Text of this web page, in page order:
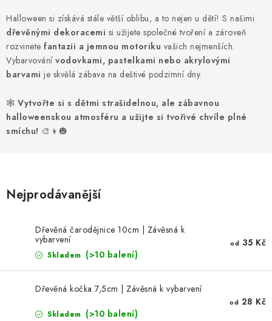
NOVINKY
TIPY NA TVOŘENÍ
Dopravné Kontaktujte nás
O nás - kdo jsme?
Hodnocení obchodu
Obchodní podmínky
Halloween si získává stále větší oblibu, a to nejen u dětí! S našimi
dřevěnými dekoracemi si užijete společné tvoření a zároveň
rozvinete fantazii a jemnou motoriku vašich nejmenších.
Vybarvování vodovkami, pastelkami nebo akrylovými
barvami je skvělá zábava na deštivé podzimní dny.
🕸️ Vytvořte si s dětmi strašidelnou, ale zábavnou
halloweenskou atmosféru a užijte si tvořivé chvíle plné
smíchu! 🎨👦🎃
Nejprodávanější
Dřevěná čarodějnice 10cm | Závěsná k
vybarvení
Skladem (>10 balení)
od 35 Kč
Dřevěná kočka 7,5cm | Závěsná k vybarvení
Skladem (>10 balení)
od 28 Kč